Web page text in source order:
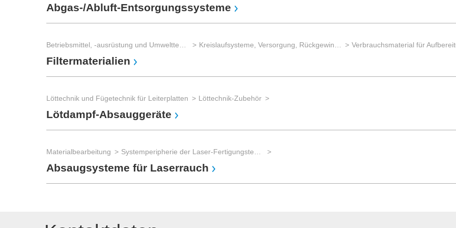
Abgas-/Abluft-Entsorgungssysteme
Filtermaterialien
Löttechnik und Fügetechnik für Leiterplatten Löttechnik-Zubehör
Lötdampf-Absauggeräte
Materialbearbeitung
Absaugsysteme für Laserrauch